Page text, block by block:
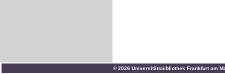
© 2026 Universitätsbibliothek Frankfurt am